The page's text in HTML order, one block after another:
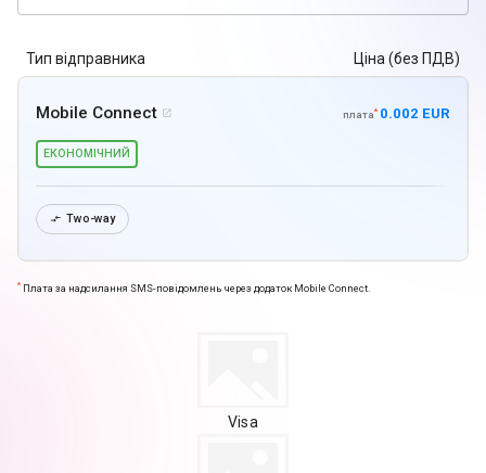
Тип відправника Ціна (без ПДВ)
Mobile Connect  плата* 0.002 EUR
ЕКОНОМІЧНИЙ
 Two-way
* Плата за надсилання SMS-повідомлень через додаток Mobile Connect.
Visa